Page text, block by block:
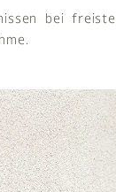
bei